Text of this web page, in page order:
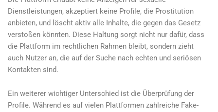
Dienstleistungen, akzeptiert keine Profile, die Prostitution
anbieten, und löscht aktiv alle Inhalte, die gegen das Gesetz
verstoßen könnten. Diese Haltung sorgt nicht nur dafür, dass
die Plattform im rechtlichen Rahmen bleibt, sondern zieht
auch Nutzer an, die auf der Suche nach echten und seriösen
Kontakten sind.
Ein weiterer wichtiger Unterschied ist die Überprüfung der
Profile. Während es auf vielen Plattformen zahlreiche Fake-